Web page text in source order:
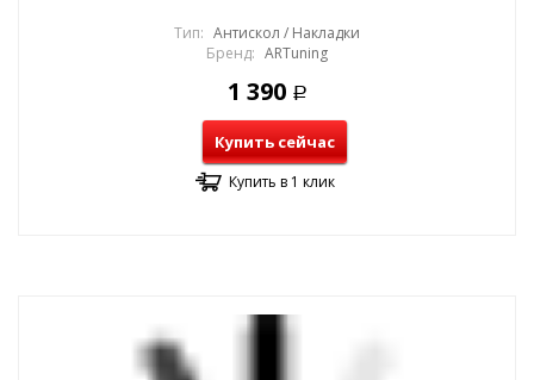
Тип: Антискол / Накладки
Бренд: ARTuning
1 390 Р
Купить сейчас
Купить в 1 клик